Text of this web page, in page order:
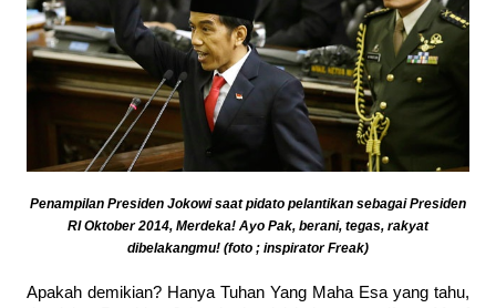
Penampilan Presiden Jokowi saat pidato pelantikan sebagai Presiden
RI Oktober 2014, Merdeka! Ayo Pak, berani, tegas, rakyat
dibelakangmu! (foto ; inspirator Freak)
Apakah demikian? Hanya Tuhan Yang Maha Esa yang tahu,